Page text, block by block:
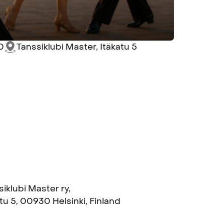
Tanssiklubi Master, Itäkatu 5
Master ry,
5, 00930 Helsinki, Finland